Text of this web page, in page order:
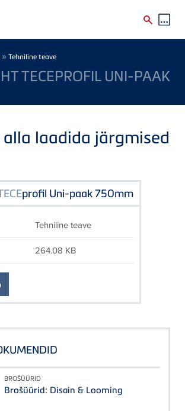
» Tehniline teave
TECEPROFIL UNI-PAAK
laadida järgmised
profil Uni-paak 750mm
Tehniline teave
264.08 KB
BROŠÜÜRID
Brošüürid: Disain & Looming